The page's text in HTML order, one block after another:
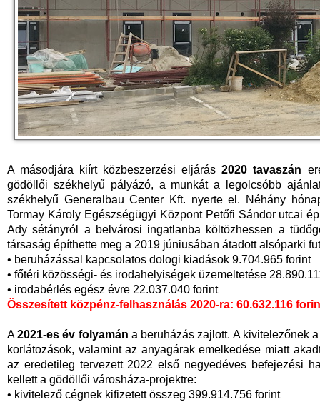
A másodjára kiírt közbeszerzési eljárás2020 tavaszán
gödöllői székhelyű pályázó, a munkát a legolcsóbb
székhelyű Generalbau Center Kft. nyerte el. Néhány
Tormay Károly Egészségügyi Központ Petőfi Sándor utcai
Ady sétányról a belvárosi ingatlanba költözhessen a
társaság építhette meg a 2019 júniusában átadott alsóparki
• beruházással kapcsolatos dologi kiadások 9.704.965 forint
• főtéri közösségi- és irodahelyiségek üzemeltetése
• irodabérlés egész évre 22.037.040 forint
Összesített közpénz-felhasználás 2020-ra: 60.632.116
A2021-es év folyamán a beruházás zajlott. A kivitelezőnek
korlátozások, valamint az anyagárak emelkedése miatt
az eredetileg tervezett 2022 első negyedéves befejezési
kellett a gödöllői városháza-projektre:
• kivitelező cégnek kifizetett összeg 399.914.756 forint